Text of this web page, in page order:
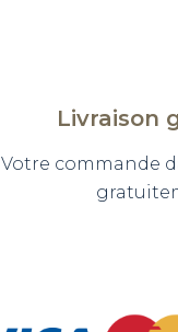
Livraison
Votre commande